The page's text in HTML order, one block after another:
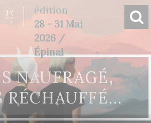
édition
28 - 31 Mai
2026 /
Épinal
NAUFRAGÉ,
RÉCHAUFFÉ…
cookies